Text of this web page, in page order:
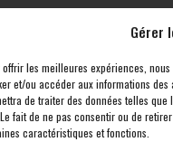
Gérer
offrir les meilleures expériences,
et/ou accéder aux informations
de traiter des données telles
fait de ne pas consentir ou de
caractéristiques et fonctions.